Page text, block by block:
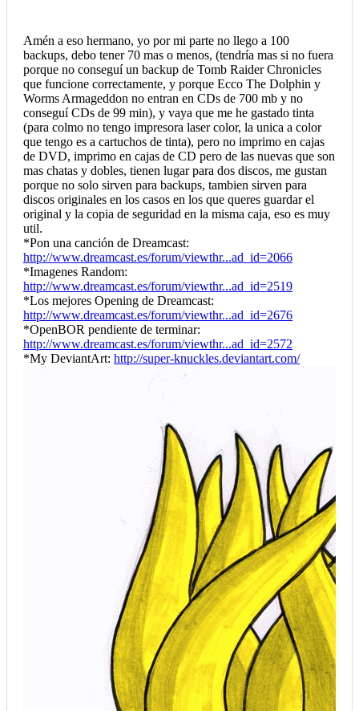
Amén a eso hermano, yo por mi parte no llego a 100
backups, debo tener 70 mas o menos, (tendría mas si no fuera
porque no conseguí un backup de Tomb Raider Chronicles
que funcione correctamente, y porque Ecco The Dolphin y
Worms Armageddon no entran en CDs de 700 mb y no
conseguí CDs de 99 min), y vaya que me he gastado tinta
(para colmo no tengo impresora laser color, la unica a color
que tengo es a cartuchos de tinta), pero no imprimo en cajas
de DVD, imprimo en cajas de CD pero de las nuevas que son
mas chatas y dobles, tienen lugar para dos discos, me gustan
porque no solo sirven para backups, tambien sirven para
discos originales en los casos en los que queres guardar el
original y la copia de seguridad en la misma caja, eso es muy
util.
*Pon una canción de Dreamcast:
http://www.dreamcast.es/forum/viewthr...ad_id=2066
*Imagenes Random:
http://www.dreamcast.es/forum/viewthr...ad_id=2519
*Los mejores Opening de Dreamcast:
http://www.dreamcast.es/forum/viewthr...ad_id=2676
*OpenBOR pendiente de terminar:
http://www.dreamcast.es/forum/viewthr...ad_id=2572
*My DeviantArt: http://super-knuckles.deviantart.com/